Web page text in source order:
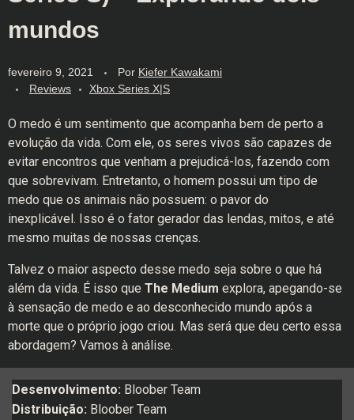
mundos
fevereiro 9, 2021 Por Kiefer Kawakami
Reviews
Xbox Series X|S
O medo é um sentimento que acompanha bem de perto a
evolução da vida. Com ele, os seres vivos são capazes de
evitar encontros que venham a prejudicá-los, fazendo com
que sobrevivam. Entretanto, o homem possui um tipo de
medo que os animais não possuem: o pavor do
inexplicável. Isso é o fator gerador das lendas, mitos, e até
mesmo muitas de nossas crenças.
Talvez o maior aspecto desse medo seja sobre o que há
além da vida. É isso que The Medium explora, apegando-se
à sensação de medo e ao desconhecido mundo após a
morte que o próprio jogo criou. Mas será que deu certo essa
abordagem? Vamos à análise.
Desenvolvimento: Bloober Team
Distribuição: Bloober Team